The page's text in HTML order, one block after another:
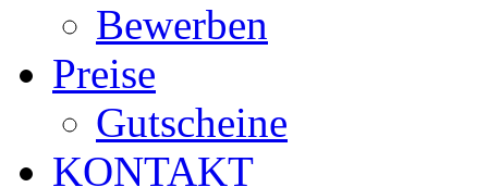
Bewerben
Preise
Gutscheine
KONTAKT